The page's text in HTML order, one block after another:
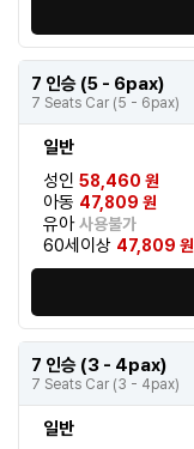
7 인승 (5 - 6pax)
7 Seats Car (5 - 6pax)
일반
성인 58,460 원
아동 47,809 원
유아사용불가
60세이상 47,809 원
7 인승 (3 - 4pax)
7 Seats Car (3 - 4pax)
일반